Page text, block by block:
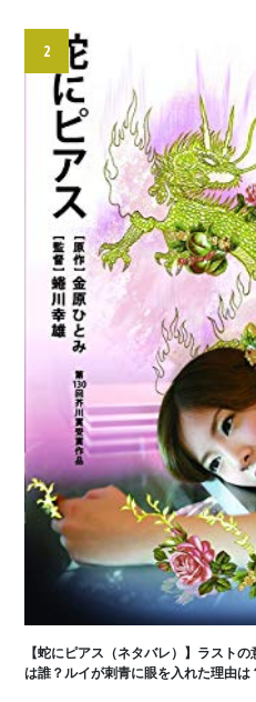
2
【蛇にピアス（ネタバレ）】ラスト
は誰？ルイが刺青に眼を入れた理由は